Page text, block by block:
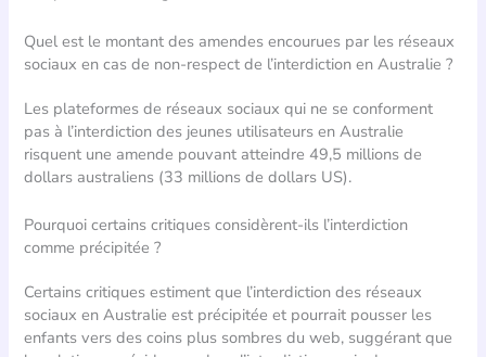
Quel est le montant des amendes encourues par les réseaux
sociaux en cas de non-respect de l’interdiction en Australie ?
Les plateformes de réseaux sociaux qui ne se conforment
pas à l’interdiction des jeunes utilisateurs en Australie
risquent une amende pouvant atteindre 49,5 millions de
dollars australiens (33 millions de dollars US).
Pourquoi certains critiques considèrent-ils l’interdiction
comme précipitée ?
Certains critiques estiment que l’interdiction des réseaux
sociaux en Australie est précipitée et pourrait pousser les
enfants vers des coins plus sombres du web, suggérant que